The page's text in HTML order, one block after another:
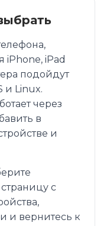
iPhone, iPad
подойдут
и Linux.
через
в
и
с
и вернитесь к